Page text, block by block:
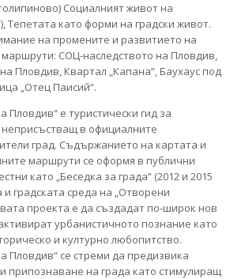
Социалният живот на
Тепетата като форми на градски живот.
на промените и развитието на
маршрути: СОЦ-наследството на Пловдив,
Пловдив, Квартал „Капана“, Баухаус под
„Отец Паисий“.
Пловдив“ е туристически гид за
в официалните
град. Съдържанието на картата и
маршрути се оформя в публични
като „Беседка за града“ (2012 и 2015
и градската среда на „Отворени
проекта е да създадат по-широк нов
урбанистичното познание като
и културно любопитство.
Пловдив“ се стреми да предизвика
припознаване на града като стимулиращ